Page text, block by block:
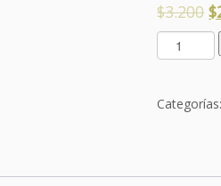
$3.200 $
A
g
a
g